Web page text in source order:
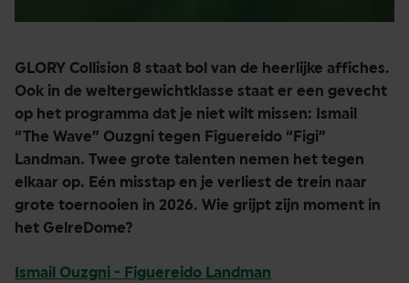
GLORY Collision 8 staat bol van de heerlijke affiches.
Ook in de weltergewichtklasse staat er een gevecht
op het programma dat je niet wilt missen: Ismail
“The Wave” Ouzgni tegen Figuereido “Figi”
Landman. Twee grote talenten nemen het tegen
elkaar op. Eén misstap en je verliest de trein naar
grote toernooien in 2026. Wie grijpt zijn moment in
het GelreDome?
Ismail Ouzgni - Figuereido Landman